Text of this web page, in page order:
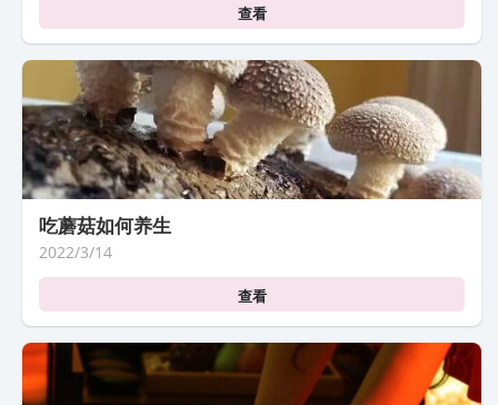
查看
吃蘑菇如何养生
2022/3/14
查看